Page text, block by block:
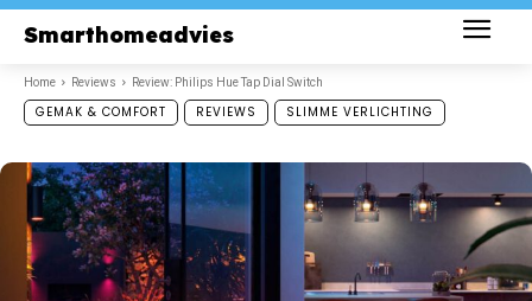
Smarthomeadvies
Home Reviews Review: Philips Hue Tap Dial Switch
GEMAK & COMFORT REVIEWS SLIMME VERLICHTING